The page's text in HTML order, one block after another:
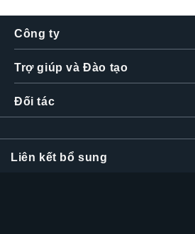
Công ty
Trợ giúp và Đào tạo
Đối tác
Liên kết bổ sung